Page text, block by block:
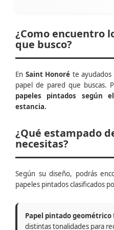
¿Como encuentro
que busco?
En Saint Honoré te
papel de pared que buscas.
papeles pintados según
estancia.
¿Qué estampado
necesitas?
Según su diseño, podrás
papeles pintados clasificados
Papel pintado geométrico
distintas tonalidades para